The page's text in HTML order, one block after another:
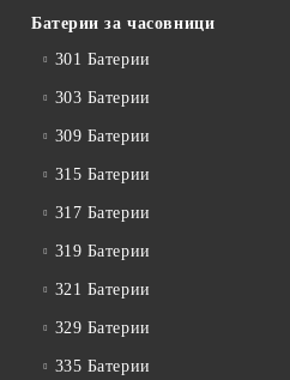
Батерии за часовници
301 Батерии
303 Батерии
309 Батерии
315 Батерии
317 Батерии
319 Батерии
321 Батерии
329 Батерии
335 Батерии